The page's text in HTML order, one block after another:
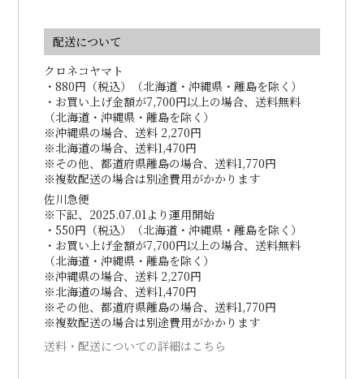
配送について
クロネコヤマト
・880円（税込）（北海道・沖縄県・離島を除く）
・お買い上げ金額が7,700円以上の場合、送料無料
（北海道・沖縄県・離島を除く）
※沖縄県の場合、送料 2,270円
※北海道の場合、送料1,470円
※その他、都道府県離島の場合、送料1,770円
※複数配送の場合は別途費用がかかります
佐川急便
※下記、2025.07.01より運用開始
・550円（税込）（北海道・沖縄県・離島を除く）
・お買い上げ金額が7,700円以上の場合、送料無料
（北海道・沖縄県・離島を除く）
※沖縄県の場合、送料 2,270円
※北海道の場合、送料1,470円
※その他、都道府県離島の場合、送料1,770円
※複数配送の場合は別途費用がかかります
送料・配送についての詳細はこちら